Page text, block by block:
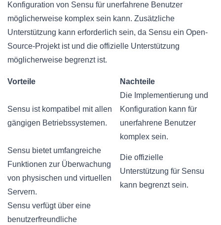
Konfiguration von Sensu für unerfahrene Benutzer
möglicherweise komplex sein kann. Zusätzliche
Unterstützung kann erforderlich sein, da Sensu ein Open-
Source-Projekt ist und die offizielle Unterstützung
möglicherweise begrenzt ist.
Vorteile Nachteile
Sensu ist kompatibel mit allen
gängigen Betriebssystemen.
Die Implementierung und
Konfiguration kann für
unerfahrene Benutzer
komplex sein.
Sensu bietet umfangreiche
Funktionen zur Überwachung
von physischen und virtuellen
Servern.
Die offizielle
Unterstützung für Sensu
kann begrenzt sein.
Sensu verfügt über eine
benutzerfreundliche